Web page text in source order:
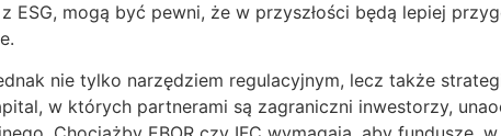
ESG, mogą być pewni, że w przyszłości będą lepiej
nie tylko narzędziem regulacyjnym, lecz także
w których partnerami są zagraniczni inwestorzy,